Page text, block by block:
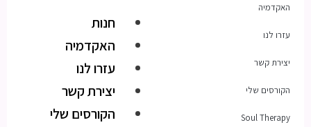
חנות
האקדמיה
עזרו לנו
יצירת קשר
הקורסים שלי
האקדמיה
עזרו לנו
יצירת קשר
הקורסים שלי
Soul Therapy